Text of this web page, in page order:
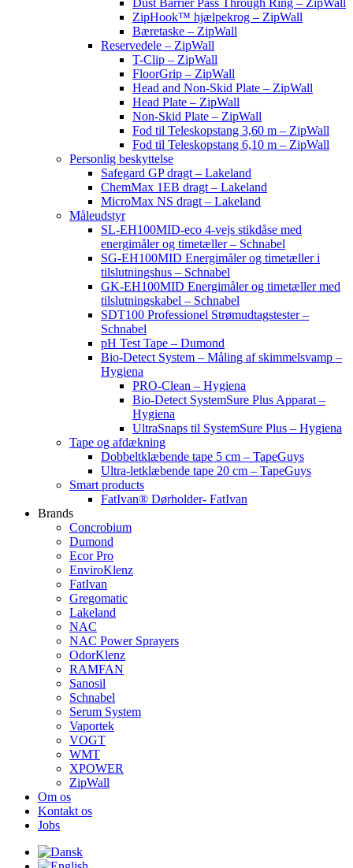
Dust Barrier Pass Through Ring – ZipWall
ZipHook™ hjælpekrog – ZipWall
Bæretaske – ZipWall
Reservedele – ZipWall
T-Clip – ZipWall
FloorGrip – ZipWall
Head and Non-Skid Plate – ZipWall
Head Plate – ZipWall
Non-Skid Plate – ZipWall
Fod til Teleskopstang 3,60 m – ZipWall
Fod til Teleskopstang 6,10 m – ZipWall
Personlig beskyttelse
Safegard GP dragt – Lakeland
ChemMax 1EB dragt – Lakeland
MicroMax NS dragt – Lakeland
Måleudstyr
SL-EH100MID-eco 4-vejs stikdåse med
energimåler og timetæller – Schnabel
SG-EH100MID Energimåler og timetæller i
tilslutningshus – Schnabel
GK-EH100MID Energimåler og timetæller med
tilslutningskabel – Schnabel
SDT100 Professionel Strømudtagstester –
Schnabel
pH Test Tape – Dumond
Bio-Detect System – Måling af skimmelsvamp –
Hygiena
PRO-Clean – Hygiena
Bio-Detect SystemSure Plus Apparat –
Hygiena
UltraSnaps til SystemSure Plus – Hygiena
Tape og afdækning
Dobbeltklæbende tape 5 cm – TapeGuys
Ultra-letklæbende tape 20 cm – TapeGuys
Smart products
FatIvan® Dørholder- FatIvan
Brands
Concrobium
Dumond
Ecor Pro
EnviroKlenz
FatIvan
Gregomatic
Lakeland
NAC
NAC Power Sprayers
OdorKlenz
RAMFAN
Sanosil
Schnabel
Serum System
Vaportek
VOGT
WMT
XPOWER
ZipWall
Om os
Kontakt os
Jobs